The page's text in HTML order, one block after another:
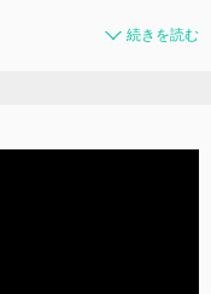
続きを読む